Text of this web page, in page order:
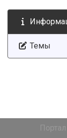
Темы